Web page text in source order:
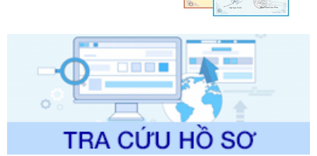
Số kí hiệu:2300/QĐ-UBND
Tên: V/v công bố danh mục thủ tục hành chính được sửa
đổi, bổ sung và phê duyệt quy trình nội bộ, quy trình điện tử
giải quyết thủ tục hành chính trong lĩnh vực Luật sư thuộc
phạm vi chức năng quản lý của Sở Tư pháp
Ngày ban hành: 01/06/2026